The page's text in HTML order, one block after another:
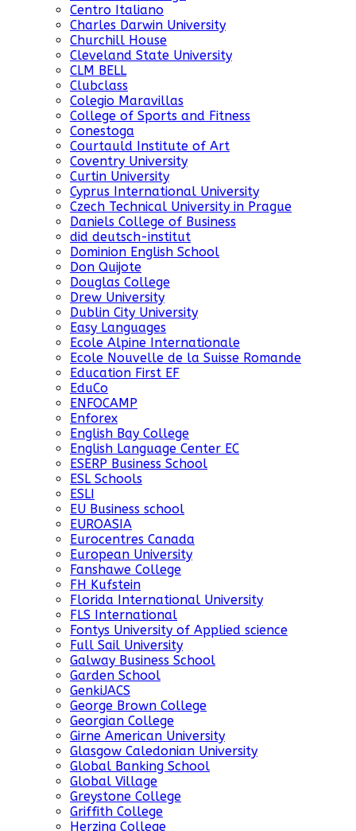
Centro Italiano
Charles Darwin University
Churchill House
Cleveland State University
CLM BELL
Clubclass
Colegio Maravillas
College of Sports and Fitness
Conestoga
Courtauld Institute of Art
Coventry University
Curtin University
Cyprus International University
Czech Technical University in Prague
Daniels College of Business
did deutsch-institut
Dominion English School
Don Quijote
Douglas College
Drew University
Dublin City University
Easy Languages
Ecole Alpine Internationale
Ecole Nouvelle de la Suisse Romande
Education First EF
EduCo
ENFOCAMP
Enforex
English Bay College
English Language Center EC
ESERP Business School
ESL Schools
ESLI
EU Business school
EUROASIA
Eurocentres Canada
European University
Fanshawe College
FH Kufstein
Florida International University
FLS International
Fontys University of Applied science
Full Sail University
Galway Business School
Garden School
GenkiJACS
George Brown College
Georgian College
Girne American University
Glasgow Caledonian University
Global Banking School
Global Village
Greystone College
Griffith College
Herzing College